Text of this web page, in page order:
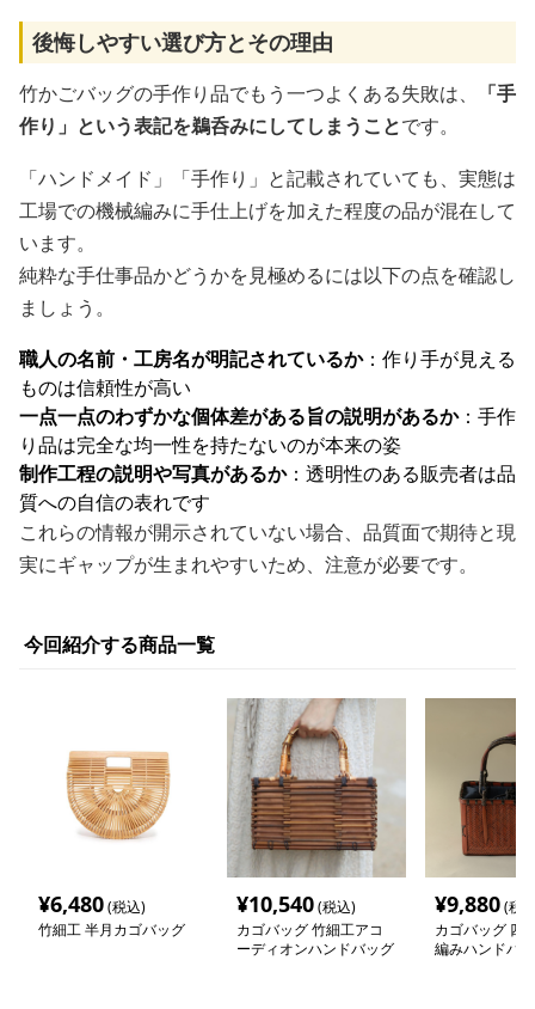
後悔しやすい選び方とその理由
竹かごバッグの手作り品でもう一つよくある失敗は、
「手
作り」という表記を鵜呑みにしてしまうことです。
「ハンドメイド」「手作り」と記載されていても、実態は
工場での機械編みに手仕上げを加えた程度の品が混在して
います。
純粋な手仕事品かどうかを見極めるには以下の点を確認し
ましょう。
職人の名前・工房名が明記されているか：作り手が見える
ものは信頼性が高い
一点一点のわずかな個体差がある旨の説明があるか：手作
り品は完全な均一性を持たないのが本来の姿
制作工程の説明や写真があるか：透明性のある販売者は品
質への自信の表れです
これらの情報が開示されていない場合、品質面で期待と現
実にギャップが生まれやすいため、注意が必要です。
今回紹介する商品一覧
¥6,480(税込)
竹細工 半月カゴバッグ
¥10,540(税込)
カゴバッグ 竹細工アコ
ーディオンハンドバッグ
¥9,880(税
カゴバッグ 四
編みハンドバ